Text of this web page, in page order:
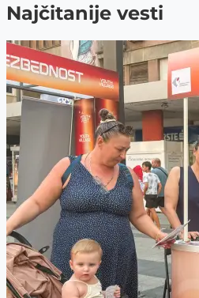
Najčitanije vesti